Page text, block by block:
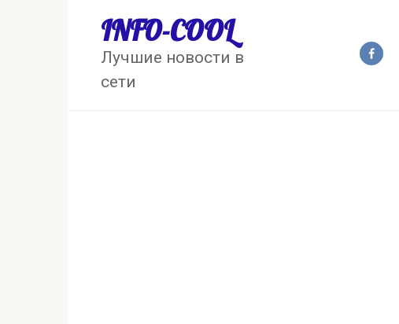
INFO-COOL
Лучшие новости в
сети